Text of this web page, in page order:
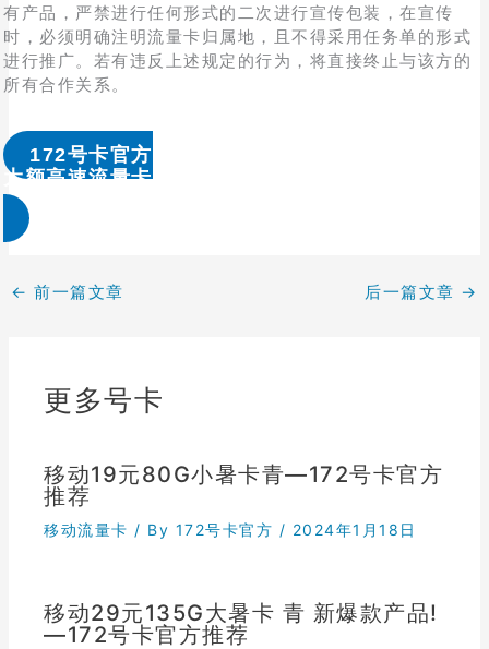
有产品，严禁进行任何形式的二次进行宣传包装，在宣传
时，必须明确注明流量卡归属地，且不得采用任务单的形式
进行推广。若有违反上述规定的行为，将直接终止与该方的
所有合作关系。
172号卡官方
大额高速流量卡办理 & 流量卡代理加盟
← 前一篇文章 后一篇文章 →
更多号卡
移动19元80G小暑卡青—172号卡官方
推荐
移动流量卡 / By 172号卡官方 / 2024年1月18日
移动29元135G大暑卡 青 新爆款产品!
—172号卡官方推荐